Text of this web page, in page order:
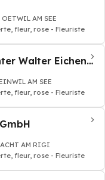
AM SEE
fleur, rose - Fleuriste
Seetaler Garten-Center Walter Eichenberger
AM SEE
fleur, rose - Fleuriste
AM RIGI
fleur, rose - Fleuriste